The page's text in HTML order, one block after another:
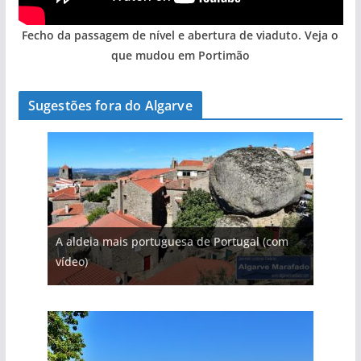
Fecho da passagem de nível e abertura de viaduto. Veja o
que mudou em Portimão
Sugestões fora do Algarve
A aldeia mais portuguesa de Portugal (com
vídeo)
As portas do rio Tejo (com vídeo)
A piscina natural com cascata